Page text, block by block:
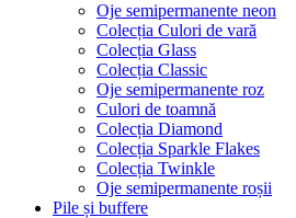
Oje semipermanente neon
Colecția Culori de vară
Colecția Glass
Colecția Classic
Oje semipermanente roz
Culori de toamnă
Colecția Diamond
Colecția Sparkle Flakes
Colecția Twinkle
Oje semipermanente roșii
Pile și buffere